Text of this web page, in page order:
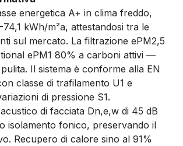
energetica A+ in clima freddo,
kWh/m²a, attestandosi tra le
sul mercato. La filtrazione ePM2,5
ePM1 80% a carboni attivi —
Il sistema è conforme alla EN
classe di trafilamento U1 e
di pressione S1.
acustico di facciata Dn,e,w di 45 dB
isolamento fonico, preservando il
Recupero di calore sino al 91%